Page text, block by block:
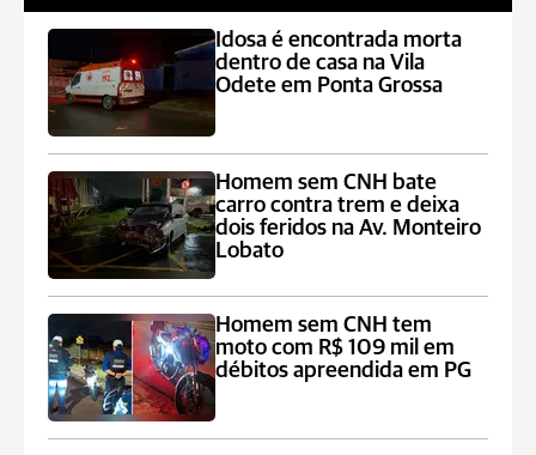
Idosa é encontrada morta
dentro de casa na Vila
Odete em Ponta Grossa
Homem sem CNH bate
carro contra trem e deixa
dois feridos na Av. Monteiro
Lobato
Homem sem CNH tem
moto com R$ 109 mil em
débitos apreendida em PG